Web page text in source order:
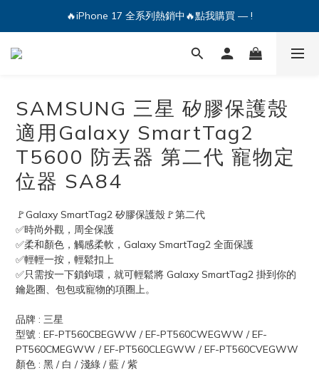
🔥iPhone 17 全系列熱銷中🔥點我購買 — !
🔥iPhone 17 全系列熱銷中🔥點我購買 — !
💕加入Q哥 Line 新好友領優惠券！🎫
SAMSUNG 三星 矽膠保護殼
適用Galaxy SmartTag2
T5600 防丟器 第二代 寵物定
位器 SA84
🚩Galaxy SmartTag2 矽膠保護殼🚩第二代
✅時尚外觀，周全保護
✅柔和顏色，觸感柔軟，Galaxy SmartTag2 全面保護
✅輕輕一按，輕鬆扣上
✅只需按一下鎖鉤環，就可輕鬆將 Galaxy SmartTag2 掛到你的
鑰匙圈、包包或寵物的項圈上。
品牌 : 三星
型號 : EF-PT560CBEGWW / EF-PT560CWEGWW / EF-
PT560CMEGWW / EF-PT560CLEGWW / EF-PT560CVEGWW
顏色 : 黑 / 白 / 淺綠 / 藍 / 紫